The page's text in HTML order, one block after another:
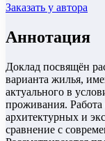
Заказать у автора
Аннотация
Доклад посвящён
варианта жилья,
актуального в
проживания.
архитектурных и
сравнение с